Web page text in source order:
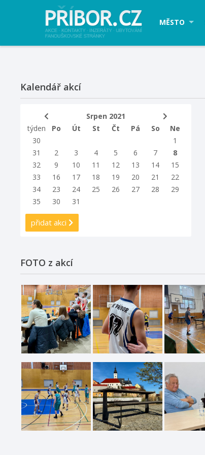
MĚSTO
Kalendář akcí
Srpen 2021
týden
Po Út St Čt Pá So
Ne
30
1
31
2 3 4 5 6 7
8
32
9 10 11 12 13 14
15
33
16 17 18 19 20 21
22
34
23 24 25 26 27 28
29
35
30 31
přidat akci
FOTO z akcí